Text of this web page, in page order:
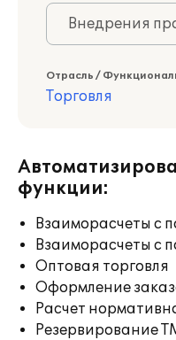
Внедрения
Отрасль /
Торговля
функции:
Взаиморасчеты с
Взаиморасчеты с
Оптовая торговля
Оформление
Расчет
Резервирование